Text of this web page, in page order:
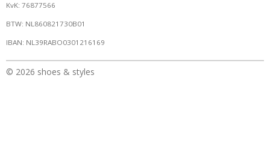
KvK: 76877566
BTW: NL860821730B01
IBAN: NL39RABO0301216169
© 2026 shoes & styles